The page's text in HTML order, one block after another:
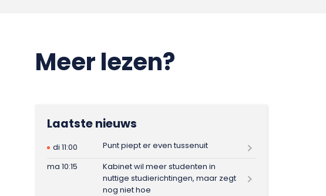
Meer lezen?
Laatste nieuws
di 11:00
Punt piept er even tussenuit
ma 10:15
Kabinet wil meer studenten in
nuttige studierichtingen, maar zegt
nog niet hoe